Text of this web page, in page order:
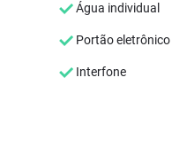
Água individual
Portão eletrônico
Interfone